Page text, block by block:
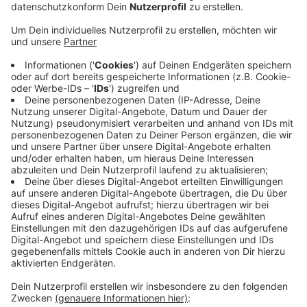
Anzeige
Besonders betroffen ist demnach die Schnellbuslinie
SB58 zwischen Kleve und Emmerich. Von heute an bis
einschließlich Freitag (1.8.) fahren die NIAG-Busse
tagsüber wie gewohnt über die Brücke – allerdings mit
etwas mehr Fahrzeit. In den Abend- und Nachtstunden
endet die SB58 allerdings bereits in Kleve-Kellen.
Emmerich wird in dieser Zeit nicht angefahren. Von
Freitagabend (1.8./21:05 Uhr) bis Montag in der Früh
(5:00 Uhr) ist die Brücke dann auch für die Busse dicht.
Die SB58 fährt dann nur noch bis Kleve-Kellen
Offenberg. Emmerich wird in dieser Zeit erneut nicht
von den NIAG-Bussen angefahren.
Anzeige